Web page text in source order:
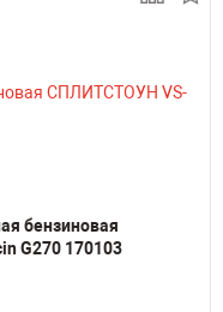
бензиновая
G270 170103